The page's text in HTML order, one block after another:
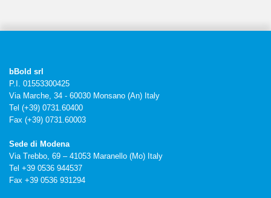
bBold srl
P.I. 01553300425
Via Marche, 34 - 60030 Monsano (An) Italy
Tel (+39) 0731.60400
Fax (+39) 0731.60003
Sede di Modena
Via Trebbo, 69 – 41053 Maranello (Mo) Italy
Tel +39 0536 944537
Fax +39 0536 931294